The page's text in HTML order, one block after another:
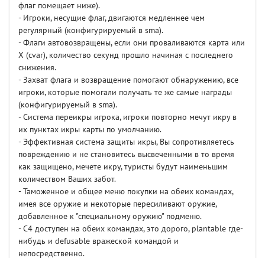
флаг помещает ниже).
- Игроки, несущие флаг, двигаются медленнее чем
регулярный (конфигурируемый в sma).
- Флаги автовозвращены, если они проваливаются карта или
X (cvar), количество секунд прошло начиная с последнего
снижения.
- Захват флага и возвращение помогают обнаружению, все
игроки, которые помогали получать те же самые награды
(конфигурируемый в sma).
- Система переикры игрока, игроки повторно мечут икру в
их пунктах икры карты по умолчанию.
- Эффективная система защиты икры, Вы сопротивляетесь
повреждению и не становитесь высвеченными в то время
как защищено, мечете икру, туристы будут наименьшим
количеством Ваших забот.
- Таможенное и общее меню покупки на обеих командах,
имея все оружие и некоторые пересиливают оружие,
добавленное к "специальному оружию" подменю.
- C4 доступен на обеих командах, это дорого, plantable где-
нибудь и defusable вражеской командой и
непосредственно.